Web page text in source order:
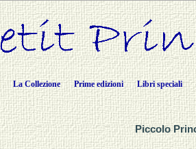
La Collezione Prime edizioni Libri speciali
Piccolo